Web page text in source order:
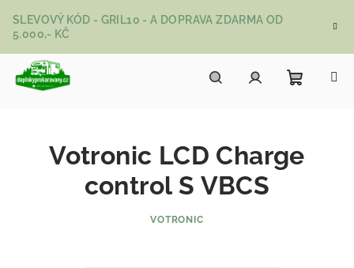
SLEVOVÝ KÓD - GRIL10 - A DOPRAVA ZDARMA OD
5.000,- KČ
Votronic LCD Charge
control S VBCS
VOTRONIC